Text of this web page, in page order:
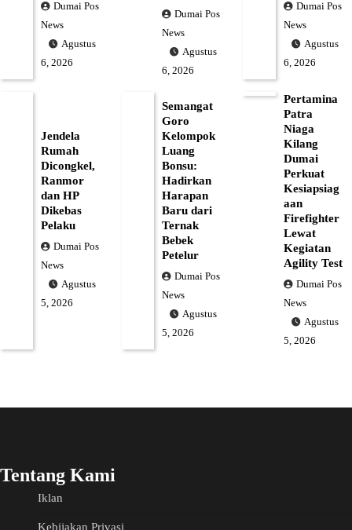
Dumai Pos
News
Agustus
6, 2026
Dumai Pos
News
Agustus
6, 2026
Dumai Pos
News
Agustus
6, 2026
Jendela
Rumah
Dicongkel,
Ranmor
dan HP
Dikebas
Pelaku
Dumai Pos
News
Agustus
5, 2026
Semangat
Goro
Kelompok
Luang
Bonsu:
Hadirkan
Harapan
Baru dari
Ternak
Bebek
Petelur
Dumai Pos
News
Agustus
5, 2026
Pertamina
Patra
Niaga
Kilang
Dumai
Perkuat
Kesiapsiag
aan
Firefighter
Lewat
Kegiatan
Agility Test
Dumai Pos
News
Agustus
5, 2026
Tentang Kami
Iklan
Kebijakan Privasi